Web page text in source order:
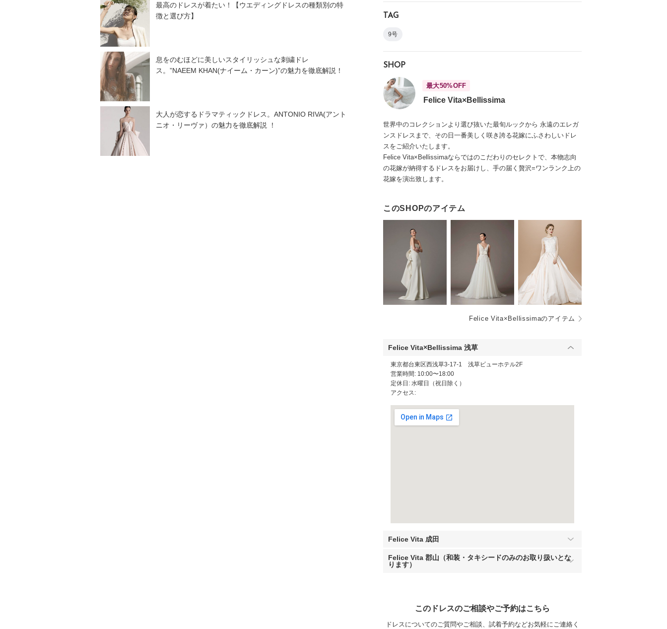
TAG
9号
SHOP
最大50%OFF
Felice Vita×Bellissima
世界中のコレクションより選び抜いた最旬ルックから 永遠のエレガ
ンスドレスまで、その日一番美しく咲き誇る花嫁にふさわしいドレ
スをご紹介いたします。
Felice Vita×Bellissimaならではのこだわりのセレクトで、本物志向
の花嫁が納得するドレスをお届けし、手の届く贅沢=ワンランク上の
花嫁を演出致します。
このSHOPのアイテム
Felice Vita×Bellissimaのアイテム
Felice Vita×Bellissima 浅草
東京都台東区西浅草3-17-1 浅草ビューホテル2F
営業時間: 10:00〜18:00
定休日: 水曜日（祝日除く）
アクセス:
Felice Vita 成田
Felice Vita 郡山（和装・タキシードのみのお取り扱いとな
ります）
このドレスのご相談やご予約はこちら
ドレスについてのご質問やご相談、試着予約などお気軽にご連絡く
最高のドレスが着たい！【ウエディングドレスの種類別の特
徴と選び方】
息をのむほどに美しいスタイリッシュな刺繍ドレ
ス。”NAEEM KHAN(ナイーム・カーン)”の魅力を徹底解説！
大人が恋するドラマティックドレス。ANTONIO RIVA(アント
ニオ・リーヴァ）の魅力を徹底解説 ！